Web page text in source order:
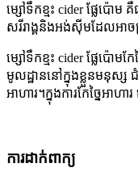
ម្សៅទឹកខ្មះ cider ផ្លែប៉ោ
សរីរាង្គនិងអង់ស៊ីមដែលអា
ម្សៅទឹកខ្មះ cider ផ្លែប៉ោ
មូលដ្ឋាននៅក្នុងខ្លួនមនុស្ស
អាហារ។ក្នុងការកែច្នៃអា
ការដាក់ពាក្យ